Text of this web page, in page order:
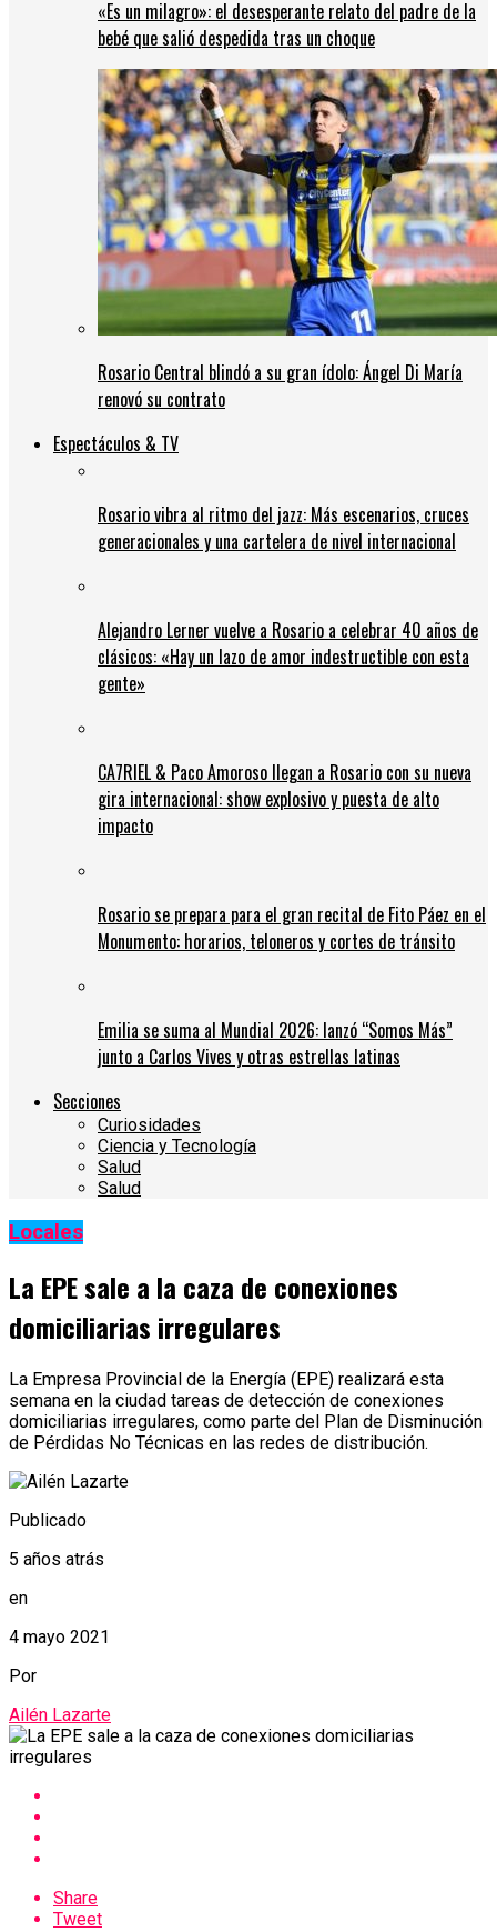
«Es un milagro»: el desesperante relato del padre de la
bebé que salió despedida tras un choque
Rosario Central blindó a su gran ídolo: Ángel Di María
renovó su contrato
Espectáculos & TV
Rosario vibra al ritmo del jazz: Más escenarios, cruces
generacionales y una cartelera de nivel internacional
Alejandro Lerner vuelve a Rosario a celebrar 40 años de
clásicos: «Hay un lazo de amor indestructible con esta
gente»
CA7RIEL & Paco Amoroso llegan a Rosario con su nueva
gira internacional: show explosivo y puesta de alto
impacto
Rosario se prepara para el gran recital de Fito Páez en el
Monumento: horarios, teloneros y cortes de tránsito
Emilia se suma al Mundial 2026: lanzó “Somos Más”
junto a Carlos Vives y otras estrellas latinas
Secciones
Curiosidades
Ciencia y Tecnología
Salud
Salud
Locales
La EPE sale a la caza de conexiones
domiciliarias irregulares
La Empresa Provincial de la Energía (EPE) realizará esta
semana en la ciudad tareas de detección de conexiones
domiciliarias irregulares, como parte del Plan de Disminución
de Pérdidas No Técnicas en las redes de distribución.
Publicado
5 años atrás
en
4 mayo 2021
Por
Ailén Lazarte
Share
Tweet